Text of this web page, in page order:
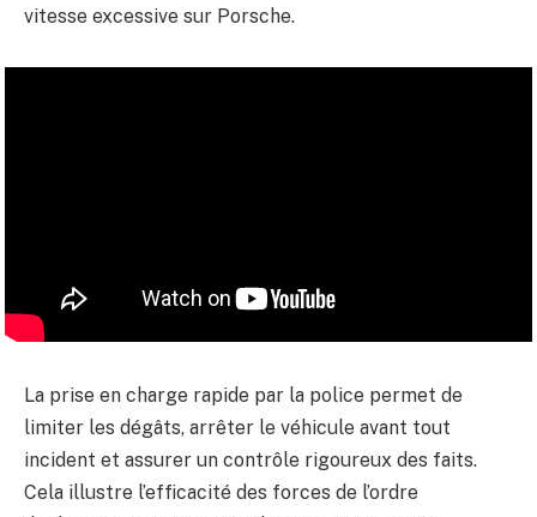
vitesse excessive sur Porsche.
La prise en charge rapide par la police permet de
limiter les dégâts, arrêter le véhicule avant tout
incident et assurer un contrôle rigoureux des faits.
Cela illustre l’efficacité des forces de l’ordre